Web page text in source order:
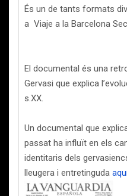
És un de tants formats
a Viaje a la Barcelona
El documental és una
Gervasi que explica
s.XX.
Un documental que
passat ha influït en els
identitaris dels
lleugera i entretinguda